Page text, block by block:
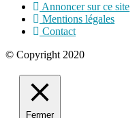
Annoncer sur ce site
Mentions légales
Contact
© Copyright 2020
Fermer